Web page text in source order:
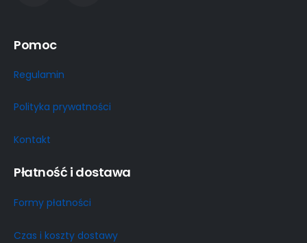
Pomoc
Regulamin
Polityka prywatności
Kontakt
Płatność i dostawa
Formy płatności
Czas i koszty dostawy